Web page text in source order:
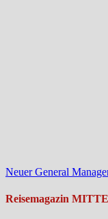
Neuer General
Reisemagazin